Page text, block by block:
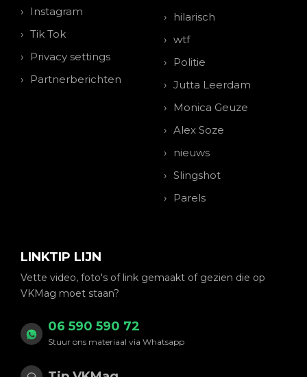
Instagram
Tik Tok
Privacy settings
Partnerberichten
hilarisch
wtf
Politie
Jutta Leerdam
Monica Geuze
Alex Soze
nieuws
Slingshot
Parels
LINKTIP LIJN
Vette video, foto's of link gemaakt of gezien die op
VKMag moet staan?
06 590 590 72
Stuur ons materiaal via Whatsapp